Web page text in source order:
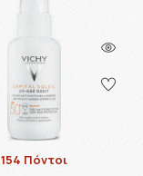
154 Πόντοι